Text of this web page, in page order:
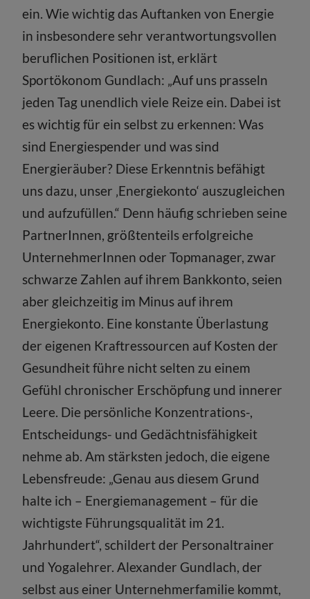
ein. Wie wichtig das Auftanken von Energie
in insbesondere sehr verantwortungsvollen
beruflichen Positionen ist, erklärt
Sportökonom Gundlach: „Auf uns prasseln
jeden Tag unendlich viele Reize ein. Dabei ist
es wichtig für ein selbst zu erkennen: Was
sind Energiespender und was sind
Energieräuber? Diese Erkenntnis befähigt
uns dazu, unser ‚Energiekonto‘ auszugleichen
und aufzufüllen.“ Denn häufig schrieben seine
PartnerInnen, größtenteils erfolgreiche
UnternehmerInnen oder Topmanager, zwar
schwarze Zahlen auf ihrem Bankkonto, seien
aber gleichzeitig im Minus auf ihrem
Energiekonto. Eine konstante Überlastung
der eigenen Kraftressourcen auf Kosten der
Gesundheit führe nicht selten zu einem
Gefühl chronischer Erschöpfung und innerer
Leere. Die persönliche Konzentrations-,
Entscheidungs- und Gedächtnisfähigkeit
nehme ab. Am stärksten jedoch, die eigene
Lebensfreude: „Genau aus diesem Grund
halte ich – Energiemanagement – für die
wichtigste Führungsqualität im 21.
Jahrhundert“, schildert der Personaltrainer
und Yogalehrer. Alexander Gundlach, der
selbst aus einer Unternehmerfamilie kommt,